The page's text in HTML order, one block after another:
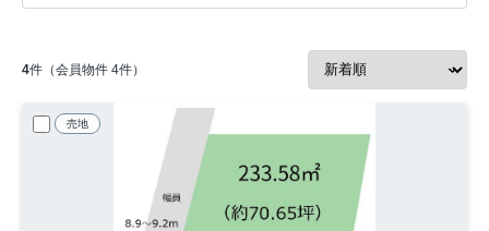
4件（会員物件 4件）
売地